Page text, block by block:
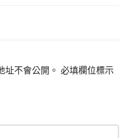
址不會公開。 必填欄位標示